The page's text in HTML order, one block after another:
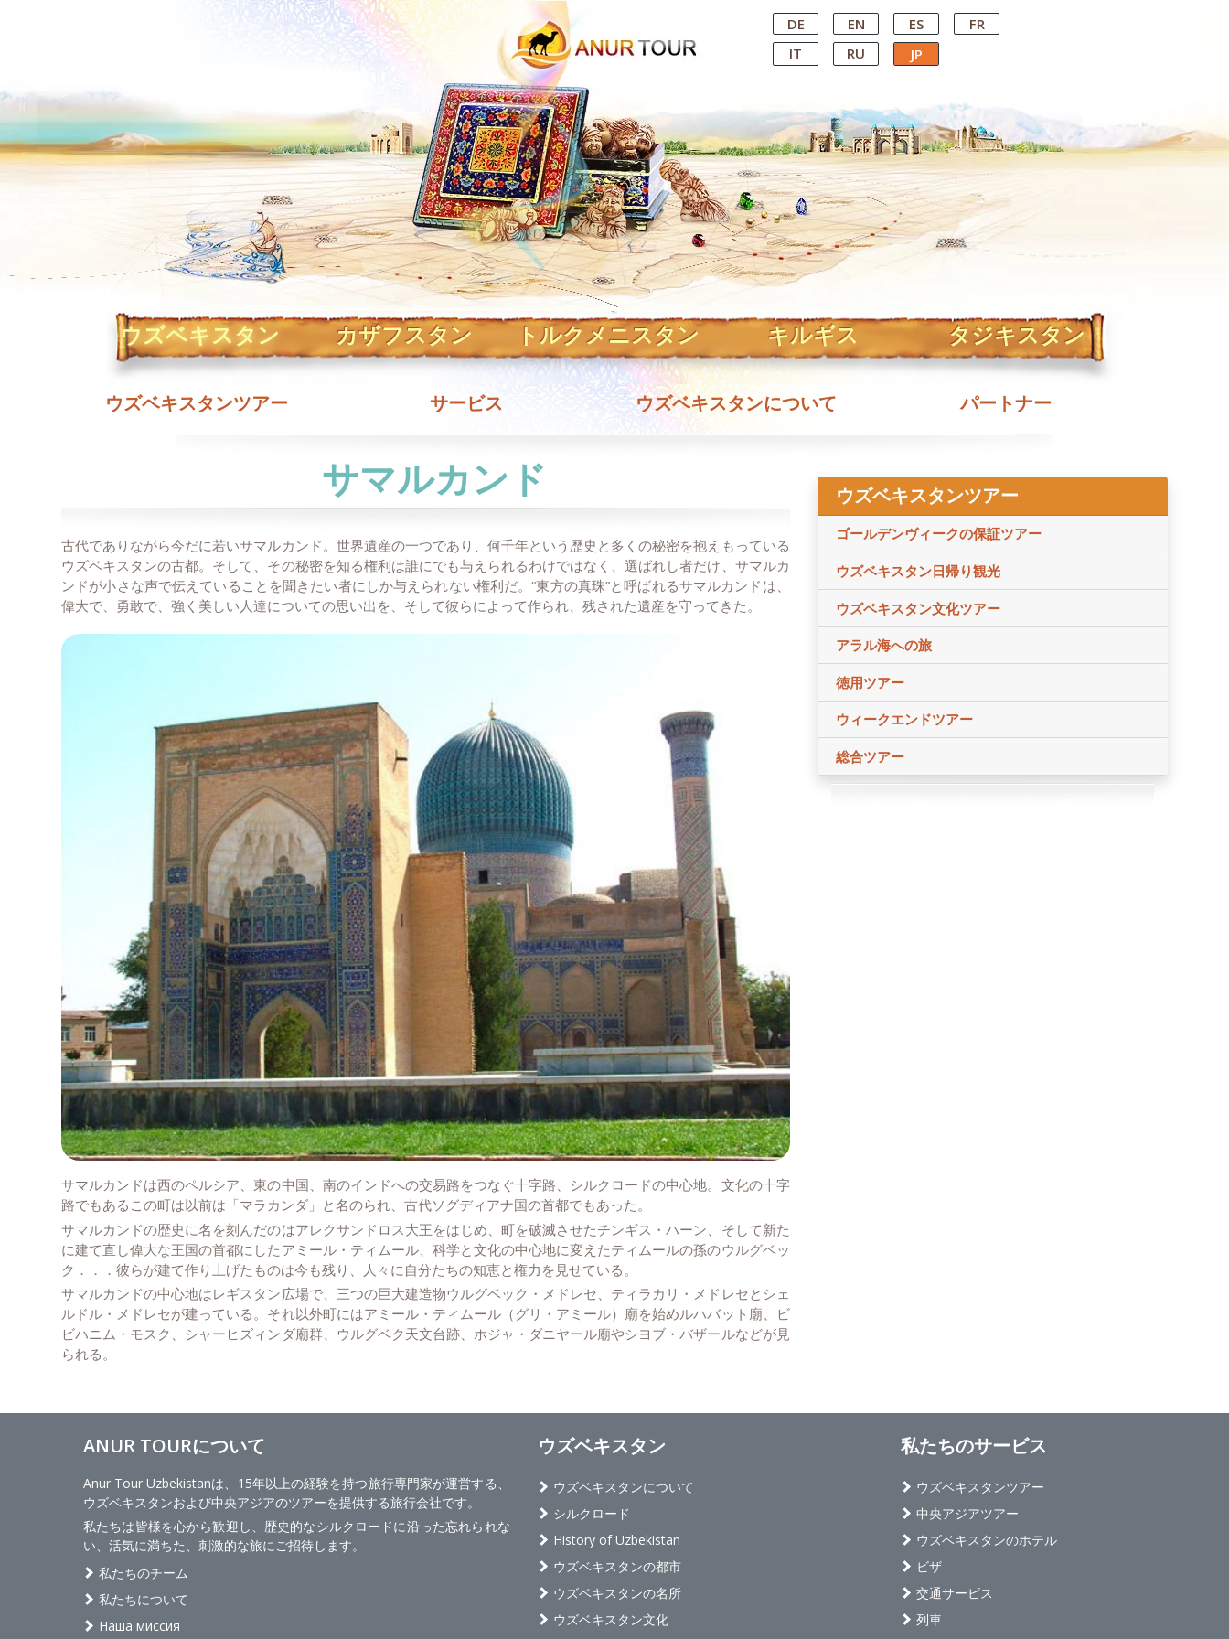
Central Asian Tour Operator DE EN ES
FR
IT
RU JP
ウズベキスタン カザフスタン トルクメニスタン キルギス タジキスタン
ウズベキスタンツアー サービス ウズベキスタンについて パートナー
サマルカンド
古代でありながら今だに若いサマルカンド。世界遺産の一つであり、何千年という歴史と多くの秘密を抱えもっている
ウズベキスタンの古都。そして、その秘密を知る権利は誰にでも与えられるわけではなく、選ばれし者だけ、サマルカ
ンドが小さな声で伝えていることを聞きたい者にしか与えられない権利だ。“東方の真珠”と呼ばれるサマルカンドは、
偉大で、勇敢で、強く美しい人達についての思い出を、そして彼らによって作られ、残された遺産を守ってきた。
サマルカンドは西のペルシア、東の中国、南のインドへの交易路をつなぐ十字路、シルクロードの中心地。文化の十字
路でもあるこの町は以前は「マラカンダ」と名のられ、古代ソグディアナ国の首都でもあった。
サマルカンドの歴史に名を刻んだのはアレクサンドロス大王をはじめ、町を破滅させたチンギス・ハーン、そして新た
に建て直し偉大な王国の首都にしたアミール・ティムール、科学と文化の中心地に変えたティムールの孫のウルグベッ
ク．．．彼らが建て作り上げたものは今も残り、人々に自分たちの知恵と権力を 見せている 。
サマルカンドの中心地はレギスタン広場で、三つの巨大建造物ウルグベック・メドレセ、ティラカリ・メドレセとシェ
ルドル・メドレセが建っている。それ以外町にはアミール・ティムール（グリ・アミール）廟を始めルハバット廟、ビ
ビハニム・モスク、シャーヒズィンダ廟群、ウルグベク天文台跡、ホジャ・ダニヤール廟やシヨブ・バザールなどが見
られる。
ウズベキスタンツアー
ゴールデンヴィークの保証ツアー
ウズベキスタン日帰り観光
ウズベキスタン文化ツアー
アラル海への旅
徳用ツアー
ウィークエンドツアー
総合ツアー
ANUR TOURについて
Anur Tour Uzbekistanは、15年以上の経験を持つ旅行専門家が運営する、
ウズベキスタンおよび中央アジアのツアーを提供する旅行会社です。
私たちは皆様を心から歓迎し、歴史的なシルクロードに沿った忘れられな
い、活気に満ちた、刺激的な旅にご招待します。
私たちのチーム
私たちについて
Наша миссия
ウズベキスタン
ウズベキスタンについて
シルクロード
History of Uzbekistan
ウズベキスタンの都市
ウズベキスタンの名所
ウズベキスタン文化
私たちのサービス
ウズベキスタンツアー
中央アジアツアー
ウズベキスタンのホテル
ビザ
交通サービス
列車